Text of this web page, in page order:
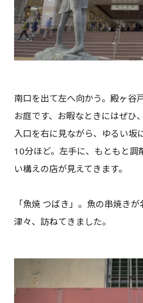
南口を出て左へ向かう。殿ヶ谷
お庭です、お暇なときにはぜひ
入口を右に見ながら、ゆるい坂
10分ほど。左手に、もともと調
い構えの店が見えてきます。
「魚焼 つばき」。魚の串焼き
津々、訪ねてきました。